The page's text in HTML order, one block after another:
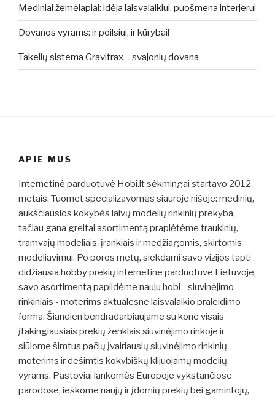
Mediniai žemėlapiai: idėja laisvalaikiui, puošmena interjerui
Dovanos vyrams: ir poilsiui, ir kūrybai!
Takelių sistema Gravitrax – svajonių dovana
APIE MUS
Internetinė parduotuvė Hobi.lt sėkmingai startavo 2012
metais. Tuomet specializavomės siauroje nišoje: medinių,
aukščiausios kokybės laivų modelių rinkinių prekyba,
tačiau gana greitai asortimentą praplėtėme traukinių,
tramvajų modeliais, įrankiais ir medžiagomis, skirtomis
modeliavimui. Po poros metų, siekdami savo vizijos tapti
didžiausia hobby prekių internetine parduotuve Lietuvoje,
savo asortimentą papildėme nauju hobi - siuvinėjimo
rinkiniais - moterims aktualesne laisvalaikio praleidimo
forma. Šiandien bendradarbiaujame su kone visais
įtakingiausiais prekių ženklais siuvinėjimo rinkoje ir
siūlome šimtus pačių įvairiausių siuvinėjimo rinkinių
moterims ir dešimtis kokybiškų klijuojamų modelių
vyrams. Pastoviai lankomės Europoje vykstančiose
parodose, ieškome naujų ir įdomių prekių bei gamintojų,